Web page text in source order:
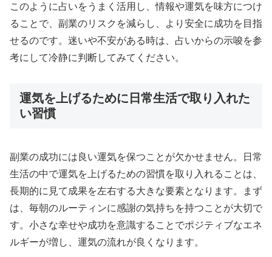
このように占いをうまく活用し、情報や運気を味方につけ
ることで、副業のリスクを減らし、より安全に成功を目指
せるのです。迷いや不安がある時は、占いからの示唆を参
考にして冷静に判断してみてください。
運気を上げるために日常生活で取り入れた
い習慣
副業の成功には良い運気を保つことが欠かせません。日常
生活の中で運気を上げるための習慣を取り入れることは、
長期的に見て成果を左右する大きな要素となります。まず
は、毎朝のルーティンに感謝の気持ちを持つことが大切で
す。小さな幸せや成功を意識することでポジティブなエネ
ルギーが増し、運気の流れが良くなります。